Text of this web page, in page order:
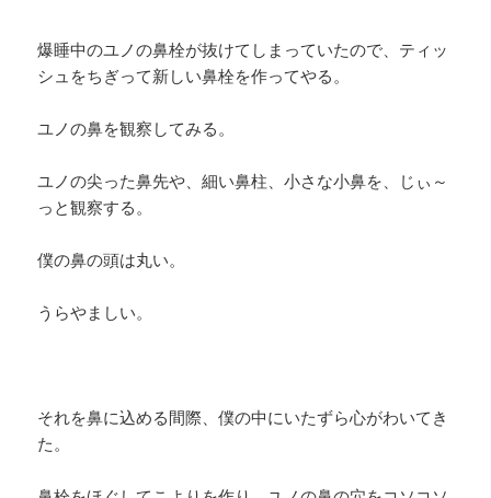
爆睡中のユノの鼻栓が抜けてしまっていたので、ティッ
シュをちぎって新しい鼻栓を作ってやる。
ユノの鼻を観察してみる。
ユノの尖った鼻先や、細い鼻柱、小さな小鼻を、じぃ～
っと観察する。
僕の鼻の頭は丸い。
うらやましい。
それを鼻に込める間際、僕の中にいたずら心がわいてき
た。